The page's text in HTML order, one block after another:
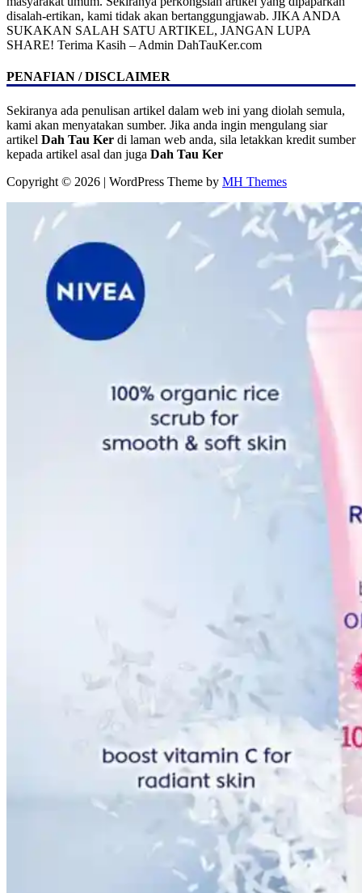
disalah-ertikan, kami tidak akan bertanggungjawab. JIKA ANDA
SUKAKAN SALAH SATU ARTIKEL, JANGAN LUPA
SHARE! Terima Kasih – Admin DahTauKer.com
PENAFIAN / DISCLAIMER
Sekiranya ada penulisan artikel dalam web ini yang diolah semula,
kami akan menyatakan sumber. Jika anda ingin mengulang siar
artikel Dah Tau Ker di laman web anda, sila letakkan kredit sumber
kepada artikel asal dan juga Dah Tau Ker
Copyright © 2026 | WordPress Theme by MH Themes